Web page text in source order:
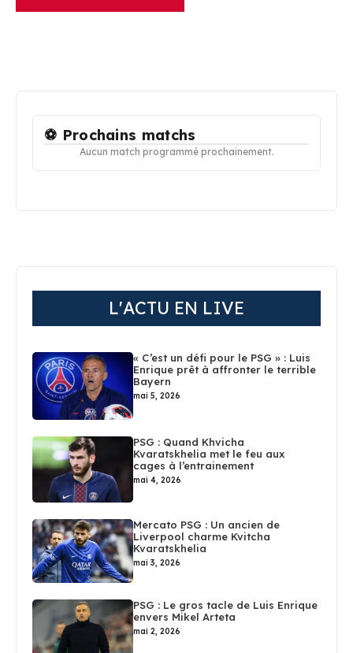
⚽ Prochains matchs
Aucun match programmé prochainement.
L'ACTU EN LIVE
« C’est un défi pour le PSG » : Luis
Enrique prêt à affronter le terrible
Bayern
mai 5, 2026
PSG : Quand Khvicha
Kvaratskhelia met le feu aux
cages à l’entrainement
mai 4, 2026
Mercato PSG : Un ancien de
Liverpool charme Kvitcha
Kvaratskhelia
mai 3, 2026
PSG : Le gros tacle de Luis Enrique
envers Mikel Arteta
mai 2, 2026